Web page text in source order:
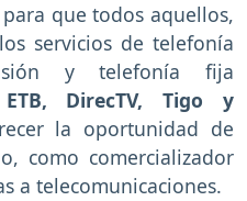
que todos aquellos,
servicios de telefonía
y telefonía fija
DirecTV, Tigo y
la oportunidad de
como comercializador
a telecomunicaciones.